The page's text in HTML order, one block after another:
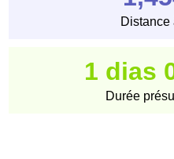
Distance
1 dias
Durée